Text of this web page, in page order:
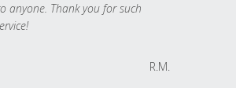
anyone. Thank you for such
R.M.